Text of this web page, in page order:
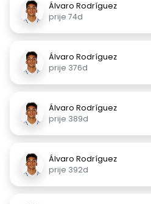
Álvaro Rodríguez
prije 74d
Álvaro Rodríguez
prije 376d
Álvaro Rodríguez
prije 389d
Álvaro Rodríguez
prije 392d